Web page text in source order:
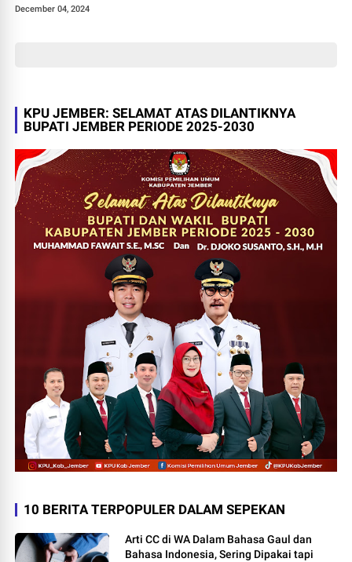
Berpengaruh Besar Terhadap
December 04, 2024
KPU JEMBER: SELAMAT ATAS DILANTIKNYA
BUPATI JEMBER PERIODE 2025-2030
10 BERITA TERPOPULER DALAM SEPEKAN
Arti CC di WA Dalam Bahasa Gaul dan
Bahasa Indonesia, Sering Dipakai tapi